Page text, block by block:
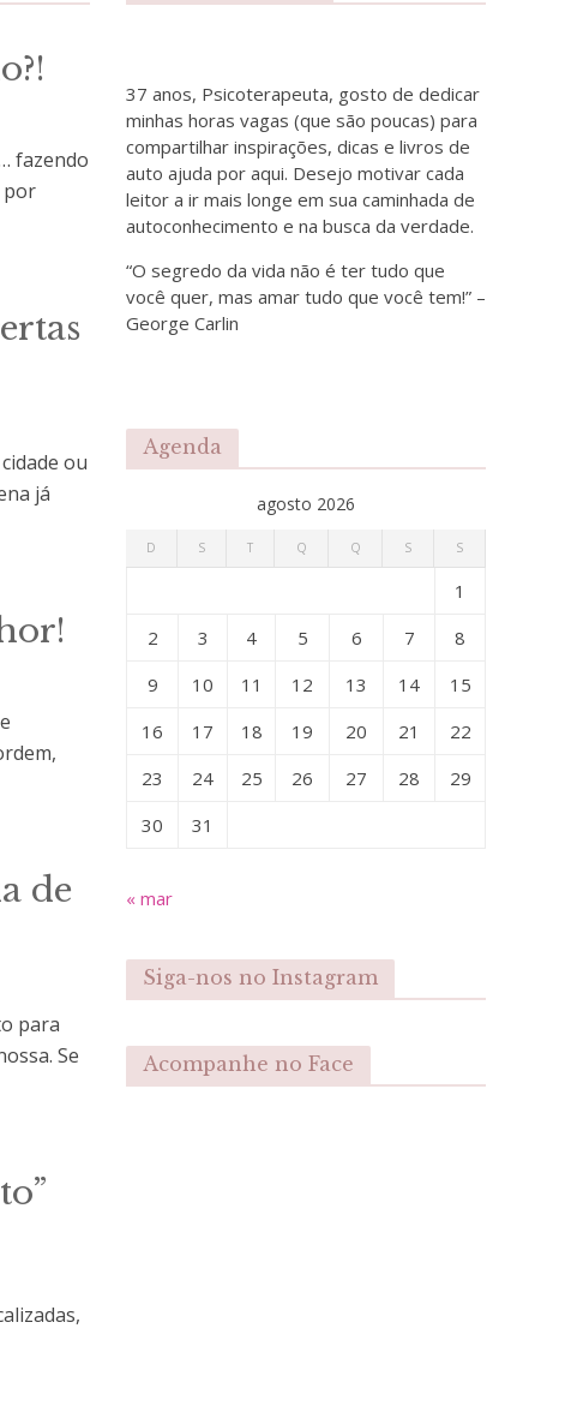
fazendo
por
ou
já
de
para
Se
37 anos, Psicoterapeuta, gosto de dedicar
minhas horas vagas (que são poucas) para
compartilhar inspirações, dicas e livros de
auto ajuda por aqui. Desejo motivar cada
leitor a ir mais longe em sua caminhada de
autoconhecimento e na busca da verdade.
“O segredo da vida não é ter tudo que
você quer, mas amar tudo que você tem!” –
George Carlin
Agenda
agosto 2026
D S T Q Q S S
1
2
3 4 5 6 7
8
9
10 11 12 13 14
15
16
17 18 19 20 21
22
23
24 25 26 27 28
29
30
31
« mar
Siga-nos no Instagram
Acompanhe no Face